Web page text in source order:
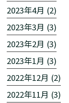
2023年4月 (2)
2023年3月 (3)
2023年2月 (3)
2023年1月 (3)
2022年12月 (2)
2022年11月 (3)